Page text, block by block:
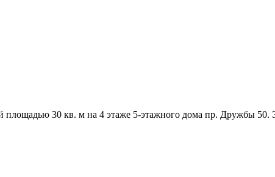
площадью 30 кв. м на 4 этаже 5-этажного дома пр. Дружбы